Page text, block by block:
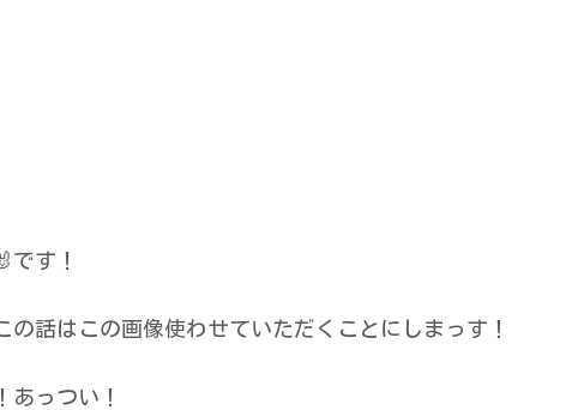
です！
話はこの画像使わせていただくことにしまっす！
あっつい！